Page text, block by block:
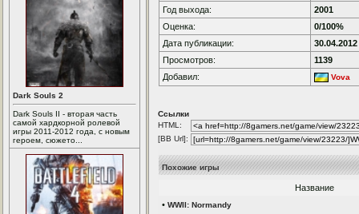
Dark Souls 2
Dark Souls II - вторая часть
самой хардкорной ролевой
игры 2011-2012 года, с новым
героем, сюжето...
Год выхода:
2001
Оценка:
0/100%
Дата публикации:
30.04.2012
Просмотров:
1139
Добавил:
Vova
Ссылки
HTML:
[BB Url]:
Похожие игры
Название
• WWII: Normandy